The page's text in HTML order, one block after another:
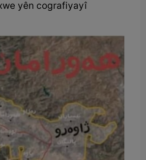
yên cografiyayî